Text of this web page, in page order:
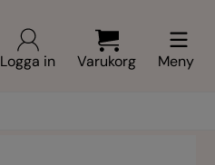
Logga in Varukorg Meny